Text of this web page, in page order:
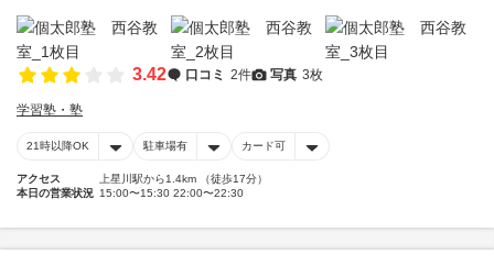
3.42 口コミ 2件 写真 3枚
学習塾・塾
21時以降OK 駐車場有 カード可
アクセス
上星川駅から1.4km （徒歩17分）
本日の営業状況 15:00〜15:30 22:00〜22:30